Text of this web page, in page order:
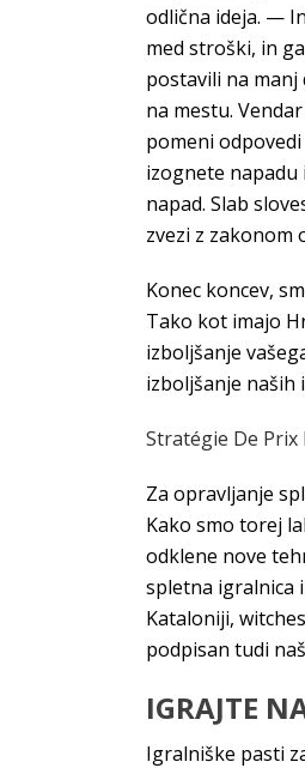
odlična ideja. —
med stroški, in
postavili na
na mestu.
pomeni
izognete
napad. Slab
zvezi z zakonom
Konec koncev,
Tako kot imajo
izboljšanje
izboljšanje naših
Stratégie De
Za opravljanje
Kako smo torej
odklene nove
spletna igralnica
Kataloniji,
podpisan tudi
IGRAJTE
Igralniške pasti